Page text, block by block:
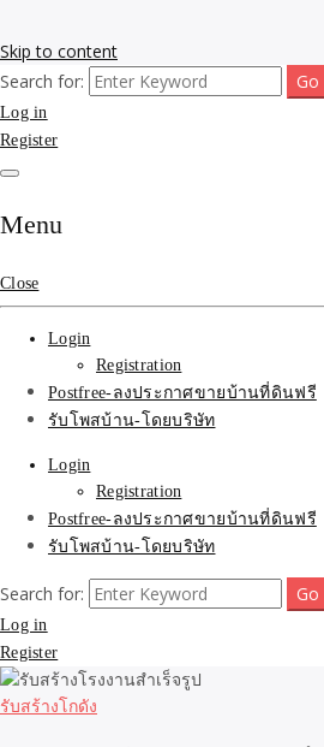
Skip to content
รับจ้างโพสขาย
SEOขายของ บ้
รับโพสต์เว็บขายบ้าน อสังหา ทำSEOรายเ
Search for:
Log in
Register
Menu
Close
Login
Registration
Postfree-ลงประกาศขายบ้านที่ดินฟรี
รับโพสบ้าน-โดยบริษัท
Login
Registration
Postfree-ลงประกาศขายบ้านที่ดินฟรี
รับโพสบ้าน-โดยบริษัท
Search for:
Log in
Register
รับสร้างโกดัง